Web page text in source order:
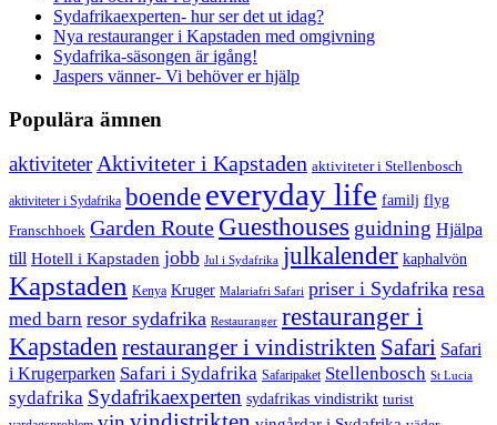
Sydafrikaexperten- hur ser det ut idag?
Nya restauranger i Kapstaden med omgivning
Sydafrika-säsongen är igång!
Jaspers vänner- Vi behöver er hjälp
Populära ämnen
aktiviteterAktiviteter i Kapstaden aktiviteter i Stellenbosch
aktiviteter i Sydafrika boende everyday life familj flyg
Franschhoek Garden Route Guesthouses guidning Hjälpa
till Hotell i Kapstaden jobb Jul i Sydafrika julkalender kaphalvön
Kapstaden Kenya Kruger Malariafri Safari priser i Sydafrika resa
med barn resor sydafrika Restauranger restauranger i
Kapstaden restauranger i vindistrikten Safari Safari
i Krugerparken Safari i Sydafrika Safaripaket Stellenbosch St Lucia
sydafrika Sydafrikaexperten sydafrikas vindistrikt turist